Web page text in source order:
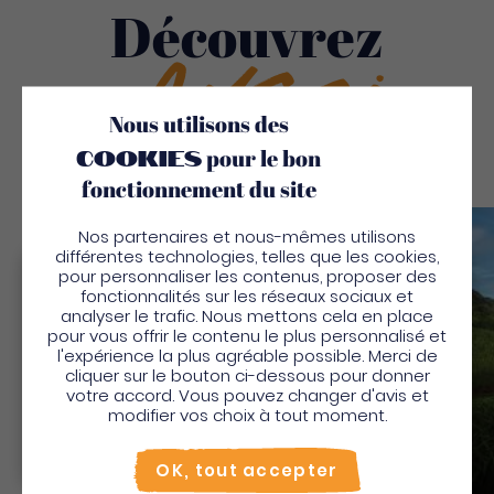
Découvrez
Aussi
Le Monde Des Epices /
Bénédicte Chocolats
Bienvenue en Martinique
Pour profiter de votre séjour et trouver des
activités en quelques clics, activez le mode “sur
place”.
Utiliser le mode surplace
Nous utilisons des
cookiespour le bon
fonctionnement du site
Nos partenaires et nous-mêmes utilisons
différentes technologies, telles que les cookies,
pour personnaliser les contenus, proposer des
fonctionnalités sur les réseaux sociaux et
analyser le trafic. Nous mettons cela en place
pour vous offrir le contenu le plus personnalisé et
l'expérience la plus agréable possible. Merci de
cliquer sur le bouton ci-dessous pour donner
votre accord. Vous pouvez changer d'avis et
modifier vos choix à tout moment.
OK, tout accepter